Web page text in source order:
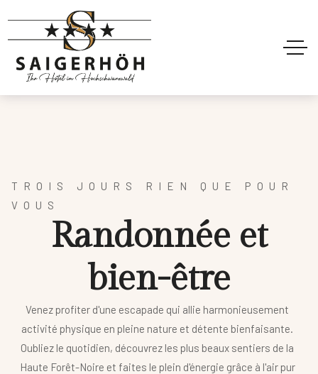
TROIS JOURS RIEN QUE POUR
VOUS
Randonnée et
bien-être
Venez profiter d'une escapade qui allie harmonieusement
activité physique en pleine nature et détente bienfaisante.
Oubliez le quotidien, découvrez les plus beaux sentiers de la
Haute Forêt-Noire et faites le plein d'énergie grâce à l'air pur